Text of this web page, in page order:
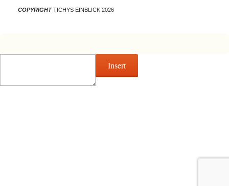
COPYRIGHTTICHYS EINBLICK 2026
Insert